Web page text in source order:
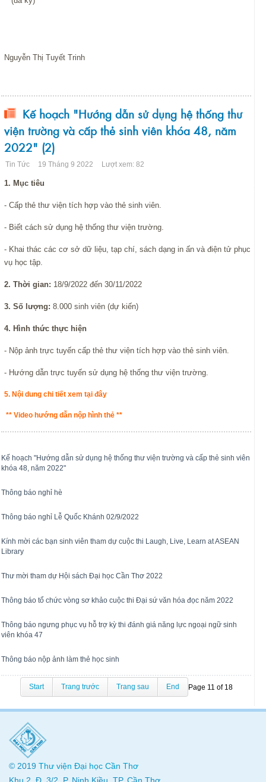
Nguyễn Thị Tuyết Trinh
Kế hoạch "Hướng dẫn sử dụng hệ thống thư
viện trường và cấp thẻ sinh viên khóa 48, năm
2022" (2)
Tin Tức 19 Tháng 9 2022 Lượt xem: 82
1. Mục tiêu
- Cấp thẻ thư viện tích hợp vào thẻ sinh viên.
- Biết cách sử dụng hệ thống thư viện trường.
- Khai thác các cơ sở dữ liệu, tạp chí, sách dạng in ấn và điện tử phục
vụ học tập.
2. Thời gian: 18/9/2022 đến 30/11/2022
3. Số lượng: 8.000 sinh viên (dự kiến)
4. Hình thức thực hiện
- Nộp ảnh trực tuyến cấp thẻ thư viện tích hợp vào thẻ sinh viên.
- Hướng dẫn trực tuyến sử dụng hệ thống thư viện trường.
5. Nội dung chi tiết xem tại đây
** Video hướng dẫn nộp hình thẻ **
Kế hoạch "Hướng dẫn sử dụng hệ thống thư viện trường và cấp thẻ sinh viên
khóa 48, năm 2022"
Thông báo nghỉ hè
Thông báo nghỉ Lễ Quốc Khánh 02/9/2022
Kính mời các bạn sinh viên tham dự cuộc thi Laugh, Live, Learn at ASEAN
Library
Thư mời tham dự Hội sách Đại học Cần Thơ 2022
Thông báo tổ chức vòng sơ khảo cuộc thi Đại sứ văn hóa đọc năm 2022
Thông báo ngưng phục vụ hỗ trợ kỳ thi đánh giá năng lực ngoại ngữ sinh
viên khóa 47
Thông báo nộp ảnh làm thẻ học sinh
Page 11 of 18
Start Trang trước Trang sau End
© 2019 Thư viện Đại học Cần Thơ